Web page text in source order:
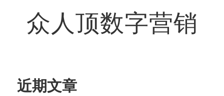
众人顶数字营销
近期文章